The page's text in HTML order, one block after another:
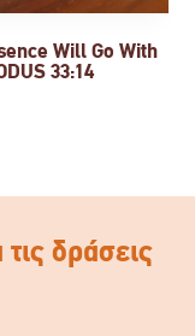
Will Go With
33:14
δράσεις